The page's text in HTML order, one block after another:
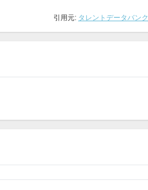
引用元: タレントデータバンク